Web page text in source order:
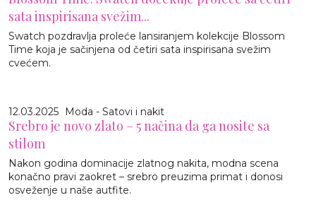
sata inspirisana svežim...
Swatch pozdravlja proleće lansiranjem kolekcije Blossom
Time koja je sačinjena od četiri sata inspirisana svežim
cvećem.
12.03.2025 Moda - Satovi i nakit
Srebro je novo zlato – 5 načina da ga nosite sa
stilom
Nakon godina dominacije zlatnog nakita, modna scena
konačno pravi zaokret – srebro preuzima primat i donosi
osveženje u naše autfite.